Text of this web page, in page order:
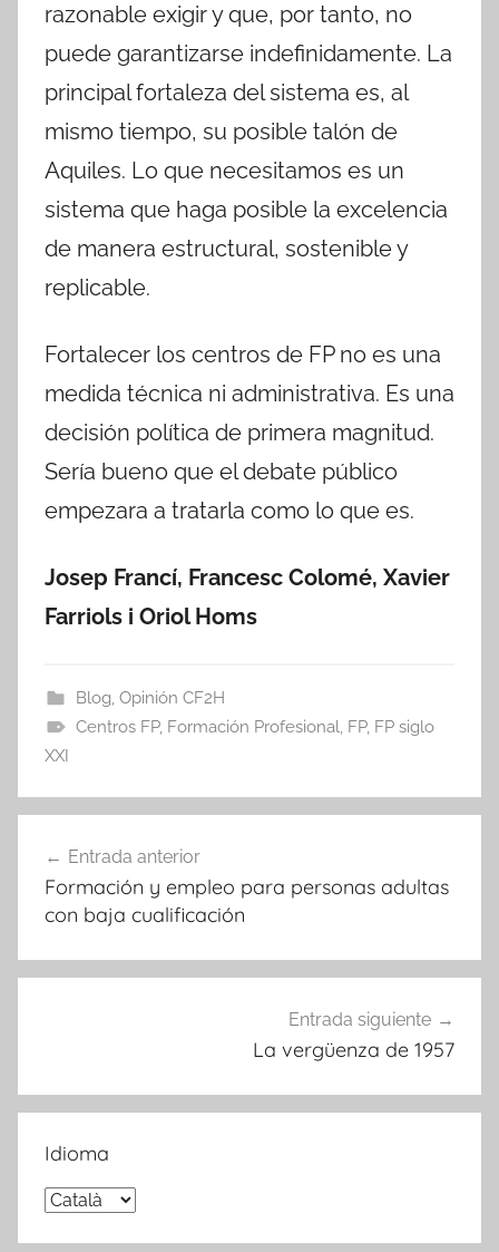
razonable exigir y que, por tanto, no
puede garantizarse indefinidamente. La
principal fortaleza del sistema es, al
mismo tiempo, su posible talón de
Aquiles. Lo que necesitamos es un
sistema que haga posible la excelencia
de manera estructural, sostenible y
replicable.
Fortalecer los centros de FP no es una
medida técnica ni administrativa. Es una
decisión política de primera magnitud.
Sería bueno que el debate público
empezara a tratarla como lo que es.
Josep Francí, Francesc Colomé, Xavier
Farriols i Oriol Homs
Blog, Opinión CF2H
Centros FP, Formación Profesional, FP, FP siglo
XXI
de
entradas
Entrada anterior
Formación y empleo para personas adultas
con baja cualificación
Entrada siguiente
La vergüenza de 1957
Idioma
Idioma